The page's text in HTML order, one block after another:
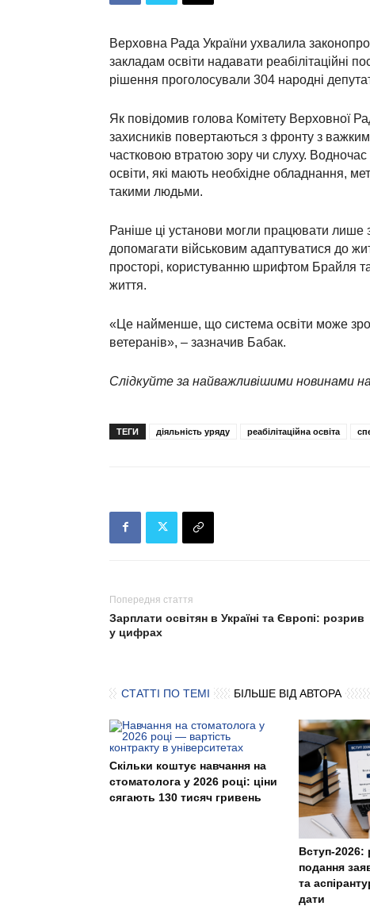
Верховна Рада України ухвалила
закладам освіти надавати реабілітаційні
рішення проголосували 304 народні
Як повідомив голова Комітету Верховної
захисників повертаються з фронту з
частковою втратою зору чи слуху. Водночас
освіти, які мають необхідне обладнання,
такими людьми.
Раніше ці установи могли працювати
допомагати військовим адаптуватися до
просторі, користуванню шрифтом Брайля
життя.
«Це найменше, що система освіти може
ветеранів», – зазначив Бабак.
Слідкуйте за найважливішими новинами
ТЕГИ діяльність уряду реабілітаційна освіта
Попередня стаття
Зарплати освітян в Україні та Європі: розрив
у цифрах
СТАТТІ ПО ТЕМІ БІЛЬШЕ ВІД АВТОРА
Скільки коштує навчання на
стоматолога у 2026 році: ціни
сягають 130 тисяч гривень
Вступ-2026:
подання
та
дати